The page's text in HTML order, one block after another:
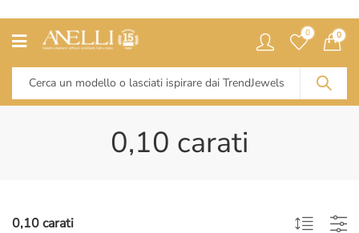
0 0
0,10 carati
0,10 carati